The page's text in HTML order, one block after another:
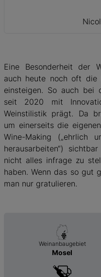
Eine Besonderheit der
auch heute noch oft die
einsteigen. So auch bei
seit 2020 mit
Weinstilistik prägt. Da
um einerseits die
Wine-Making („ehrlich
herausarbeiten“)
nicht alles infrage zu
haben. Wenn das so gut
man nur gratulieren.
Weinanbaugebiet
Mosel